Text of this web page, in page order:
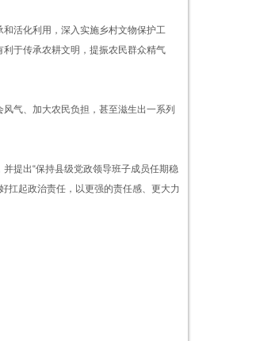
活化利用，深入实施乡村文物保护工
于传承农耕文明，提振农民群众精气
气、加大农民负担，甚至滋生出一系列
提出“保持县级党政领导班子成员任期稳
扛起政治责任，以更强的责任感、更大力